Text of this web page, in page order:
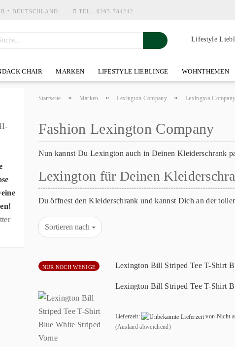
* DEUTSCHLAND TEL.: 0203-784242
Lifestyle
CHAIR MARKEN LIFESTYLE LIEBLINGE WOHNTHEMEN
Startseite » Marken » Lexington Company » Lexington
Fashion Lexington Company
Nun kannst Du Lexington auch in Deinen Kleiderschrank
Lexington für Deinen
Du öffnest den Kleiderschrank und kannst Dich an der
Sortieren nach
NUR NOCH WENIGE Lexington Bill Striped Tee T-Shirt
Lexington Bill Striped Tee T-Shirt
Lieferzeit:
von Nicht
(Ausland abweichend)